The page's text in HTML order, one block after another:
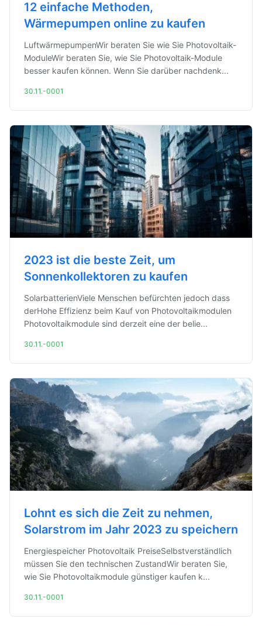
12 einfache Methoden,
Wärmepumpen online zu kaufen
LuftwärmepumpenWir beraten Sie wie Sie Photovoltaik-
ModuleWir beraten Sie, wie Sie Photovoltaik-Module
besser kaufen können. Wenn Sie darüber nachdenk...
30.11.-0001
2023 ist die beste Zeit, um
Sonnenkollektoren zu kaufen
SolarbatterienViele Menschen befürchten jedoch dass
derHohe Effizienz beim Kauf von Photovoltaikmodulen
Photovoltaikmodule sind derzeit eine der belie...
30.11.-0001
Lohnt es sich die Zeit zu nehmen,
Solarstrom im Jahr 2023 zu speichern
Energiespeicher Photovoltaik PreiseSelbstverständlich
müssen Sie den technischen ZustandWir beraten Sie,
wie Sie Photovoltaikmodule günstiger kaufen k...
30.11.-0001